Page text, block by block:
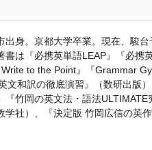
出身。京都大学卒業。現在、駿
書は『必携英単語LEAP』『必携
to the Point』『Grammar
文和訳の徹底演習』（数研出版
『竹岡の英文法・語法
学社）、『決定版 竹岡広信の英